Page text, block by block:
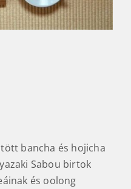
bancha és hojicha
Sabou birtok
és oolong